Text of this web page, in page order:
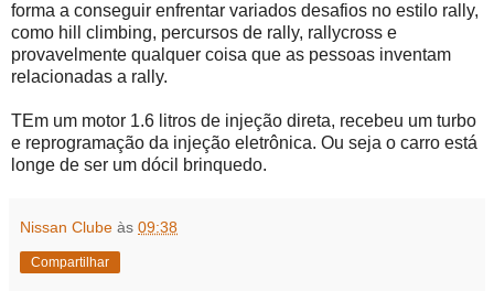
forma a conseguir enfrentar variados desafios no estilo rally,
como hill climbing, percursos de rally, rallycross e
provavelmente qualquer coisa que as pessoas inventam
relacionadas a rally.
TEm um motor 1.6 litros de injeção direta, recebeu um turbo
e reprogramação da injeção eletrônica. Ou seja o carro está
longe de ser um dócil brinquedo.
Nissan Clube às 09:38
Compartilhar